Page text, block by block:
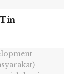
PADA
Tin